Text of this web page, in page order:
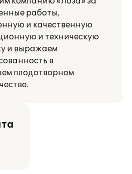
работы,
и качественную
и техническую
и выражаем
в
плодотворном